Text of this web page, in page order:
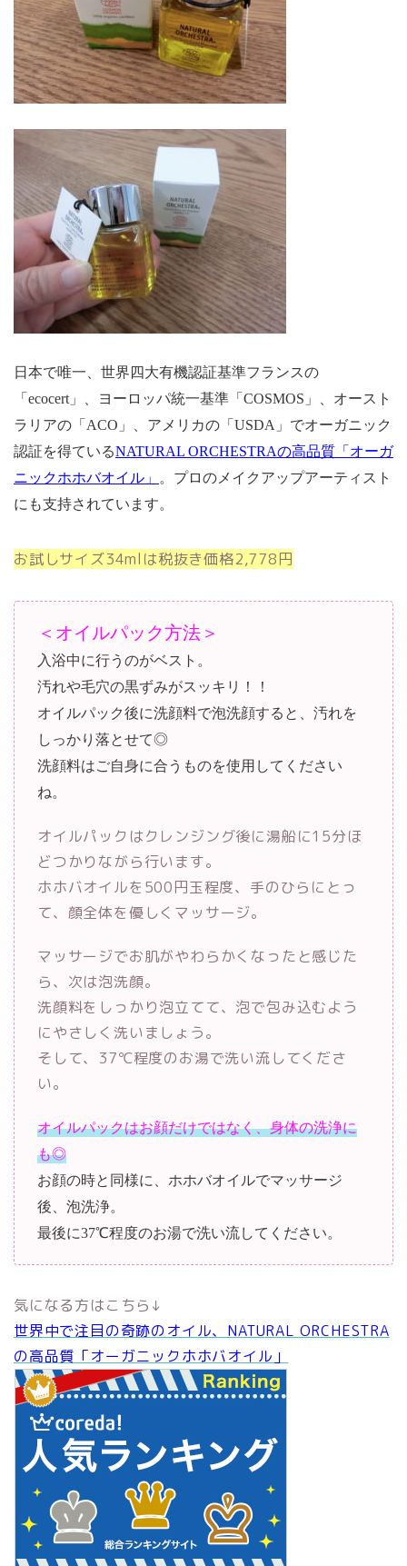
日本で唯一、世界四大有機認証基準フランスの
「ecocert」、ヨーロッパ統一基準「COSMOS」、オースト
ラリアの「ACO」、アメリカの「USDA」でオーガニック
認証を得ているNATURAL ORCHESTRAの高品質「オーガ
ニックホホバオイル」
。プロのメイクアップアーティスト
にも支持されています。
お試しサイズ34mlは税抜き価格2,778円
＜オイルパック方法＞
入浴中に行うのがベスト。
汚れや毛穴の黒ずみがスッキリ！！
オイルパック後に洗顔料で泡洗顔すると、汚れを
しっかり落とせて◎
洗顔料はご自身に合うものを使用してください
ね。
オイルパックはクレンジング後に湯船に15分ほ
どつかりながら行います。
ホホバオイルを500円玉程度、手のひらにとっ
て、顔全体を優しくマッサージ。
マッサージでお肌がやわらかくなったと感じた
ら、次は泡洗顔。
洗顔料をしっかり泡立てて、泡で包み込むよう
にやさしく洗いましょう。
そして、37℃程度のお湯で洗い流してくださ
い。
オイルパックはお顔だけではなく、身体の洗浄に
も◎
お顔の時と同様に、ホホバオイルでマッサージ
後、泡洗浄。
最後に37℃程度のお湯で洗い流してください。
気になる方はこちら↓
世界中で注目の奇跡のオイル、NATURAL ORCHESTRA
の高品質「オーガニックホホバオイル」